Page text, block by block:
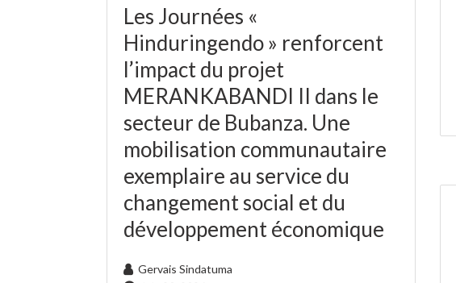
Les Journées «
Hinduringendo » renforcent
l’impact du projet
MERANKABANDI II dans le
secteur de Bubanza. Une
mobilisation communautaire
exemplaire au service du
changement social et du
développement économique
Gervais Sindatuma